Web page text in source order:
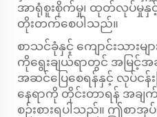
အာရုံစူးစိုက်မှု၊ ထုတ်လုပ်မှုနှ
တိုးတက်စေပါသည်။
စာသင်ခုံနှင့် ကျောင်းသား
ကိုရွေးချယ်ရာတွင် အမြင့်
အဆင်ပြေစေရန်နှင့် လုပ်ငန်
နေရာကို တိုင်းတာရန် အချ
စဉ်းစားရပါသည်။ ဤစာအုပ်